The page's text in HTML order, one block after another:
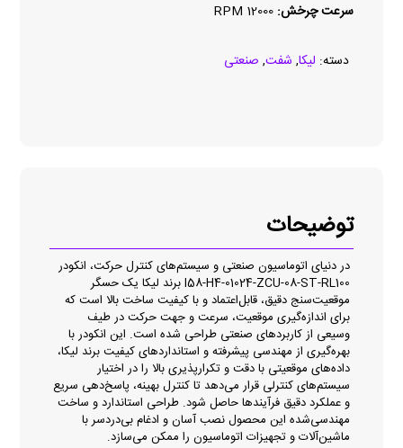
سرعت چرخش:12000 RPM
دسته: لیکا, شفت, صنعتی
توضیحات
در دنیای اتوماسیون صنعتی و سیستم‌های کنترل حرکت، انکودر
I58-H4-01024-ZCU-08-ST-RL100 برند لیکا یک حسگر
موقعیت‌سنج دقیق، قابل‌اعتماد و با کیفیت ساخت بالا است که
برای اندازه‌گیری موقعیت، سرعت و جهت حرکت در طیف
وسیعی از کاربردهای صنعتی طراحی شده است. این انکودر با
بهره‌گیری از مهندسی پیشرفته و استانداردهای کیفیت برند لیکا،
داده‌های موقعیتی با دقت و تکرارپذیری بالا را در اختیار
سیستم‌های کنترلی قرار می‌دهد تا کنترل بهینه، پاسخ‌دهی سریع
و عملکرد دقیق فرآیندها حاصل شود. طراحی استاندارد و ساخت
مهندسی‌شده این محصول نصب آسان و ادغام بی‌دردسر با
ماشین‌آلات و تجهیزات اتوماسیون را ممکن می‌سازد.